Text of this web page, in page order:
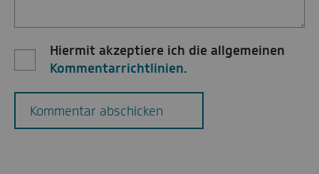
Hiermit akzeptiere ich die allgemeinen
Kommentarrichtlinien.
Kommentar abschicken